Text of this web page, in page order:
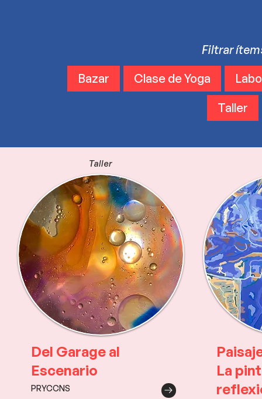
Filtrar
Bazar
Clase de Yoga
Taller
Taller
Del Garage al
Escenario
PRYCCNS
La